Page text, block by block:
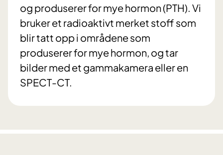
og produserer for mye hormon (PTH). Vi
bruker et radioaktivt merket stoff som
blir tatt opp i områdene som
produserer for mye hormon, og tar
bilder med et gammakamera eller en
SPECT-CT.